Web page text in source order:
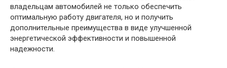
владельцам автомобилей не только обеспечить
оптимальную работу двигателя, но и получить
дополнительные преимущества в виде улучшенной
энергетической эффективности и повышенной
надежности.